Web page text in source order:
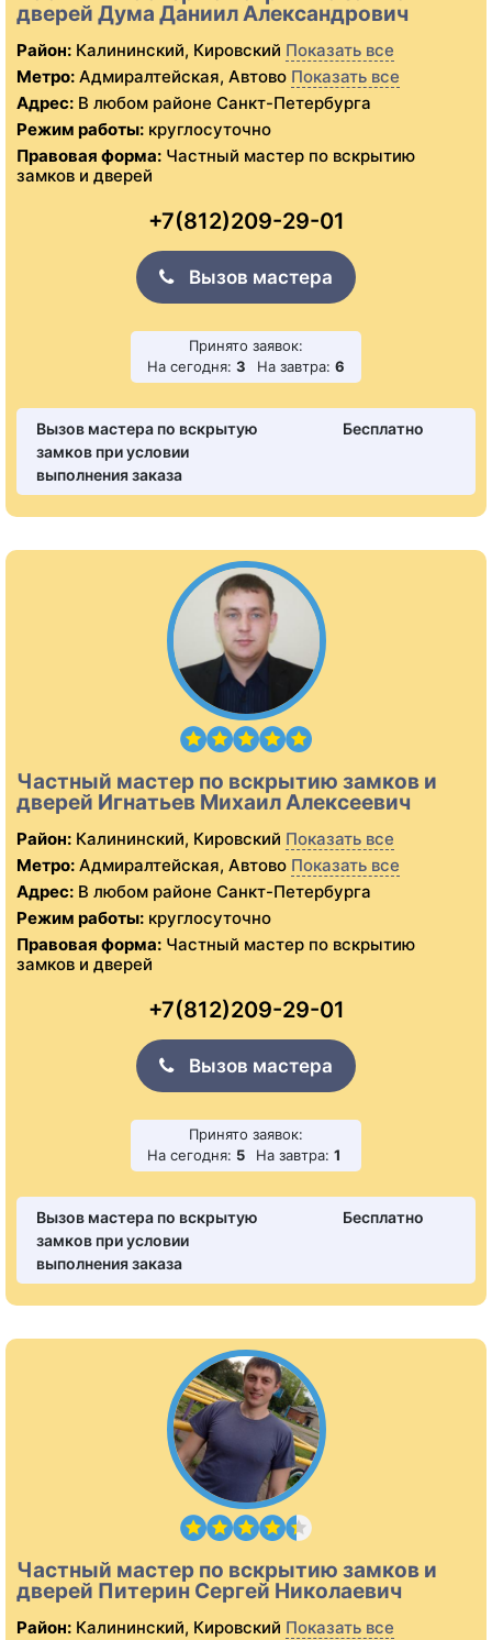
дверей Дума Даниил Александрович
Район: Калининский, Кировский Показать все
Метро: Адмиралтейская, Автово Показать все
Адрес: В любом районе Санкт-Петербурга
Режим работы: круглосуточно
Правовая форма: Частный мастер по вскрытию
замков и дверей
+7(812)209-29-01
Вызов мастера
Принято заявок:
На сегодня: 3 На завтра: 6
Вызов мастера по вскрытую
замков при условии
выполнения заказа
Бесплатно
Частный мастер по вскрытию замков и
дверей Игнатьев Михаил Алексеевич
Район: Калининский, Кировский Показать все
Метро: Адмиралтейская, Автово Показать все
Адрес: В любом районе Санкт-Петербурга
Режим работы: круглосуточно
Правовая форма: Частный мастер по вскрытию
замков и дверей
+7(812)209-29-01
Вызов мастера
Принято заявок:
На сегодня: 5 На завтра: 1
Вызов мастера по вскрытую
замков при условии
выполнения заказа
Бесплатно
Частный мастер по вскрытию замков и
дверей Питерин Сергей Николаевич
Район: Калининский, Кировский Показать все